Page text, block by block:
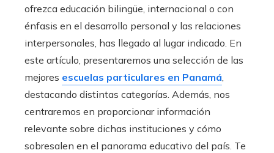
ofrezca educación bilingüe, internacional o con
énfasis en el desarrollo personal y las relaciones
interpersonales, has llegado al lugar indicado. En
este artículo, presentaremos una selección de las
mejores escuelas particulares en Panamá,
destacando distintas categorías. Además, nos
centraremos en proporcionar información
relevante sobre dichas instituciones y cómo
sobresalen en el panorama educativo del país. Te